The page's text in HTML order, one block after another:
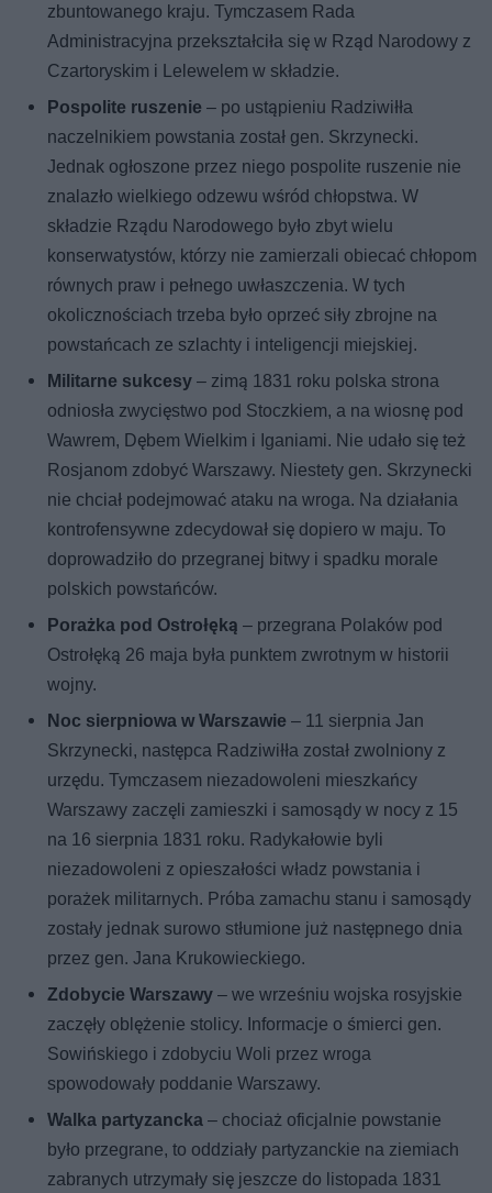
zbuntowanego kraju. Tymczasem Rada
Administracyjna przekształciła się w Rząd Narodowy z
Czartoryskim i Lelewelem w składzie.
Pospolite ruszenie– po ustąpieniu Radziwiłła
naczelnikiem powstania został gen. Skrzynecki.
Jednak ogłoszone przez niego pospolite ruszenie nie
znalazło wielkiego odzewu wśród chłopstwa. W
składzie Rządu Narodowego było zbyt wielu
konserwatystów, którzy nie zamierzali obiecać chłopom
równych praw i pełnego uwłaszczenia. W tych
okolicznościach trzeba było oprzeć siły zbrojne na
powstańcach ze szlachty i inteligencji miejskiej.
Militarne sukcesy – zimą 1831 roku polska strona
odniosła zwycięstwo pod Stoczkiem, a na wiosnę pod
Wawrem, Dębem Wielkim i Iganiami. Nie udało się też
Rosjanom zdobyć Warszawy. Niestety gen. Skrzynecki
nie chciał podejmować ataku na wroga. Na działania
kontrofensywne zdecydował się dopiero w maju. To
doprowadziło do przegranej bitwy i spadku morale
polskich powstańców.
Porażka pod Ostrołęką – przegrana Polaków pod
Ostrołęką 26 maja była punktem zwrotnym w historii
wojny.
Noc sierpniowa w Warszawie – 11 sierpnia Jan
Skrzynecki, następca Radziwiłła został zwolniony z
urzędu. Tymczasem niezadowoleni mieszkańcy
Warszawy zaczęli zamieszki i samosądy w nocy z 15
na 16 sierpnia 1831 roku. Radykałowie byli
niezadowoleni z opieszałości władz powstania i
porażek militarnych. Próba zamachu stanu i samosądy
zostały jednak surowo stłumione już następnego dnia
przez gen. Jana Krukowieckiego.
Zdobycie Warszawy – we wrześniu wojska rosyjskie
zaczęły oblężenie stolicy. Informacje o śmierci gen.
Sowińskiego i zdobyciu Woli przez wroga
spowodowały poddanie Warszawy.
Walka partyzancka – chociaż oficjalnie powstanie
było przegrane, to oddziały partyzanckie na ziemiach
zabranych utrzymały się jeszcze do listopada 1831